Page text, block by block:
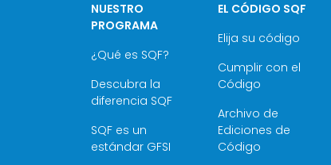
NUESTRO
PROGRAMA
¿Qué es SQF?
Descubra la
diferencia SQF
SQF es un
estándar GFSI
EL CÓDIGO SQF
Elija su código
Cumplir con el
Código
Archivo de
Ediciones de
Código